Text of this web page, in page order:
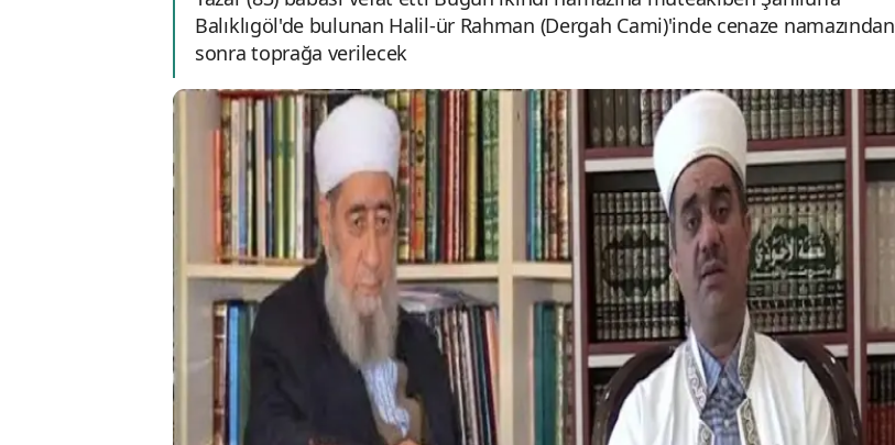
Balıklıgöl'de bulunan Halil-ür Rahman (Dergah Cami)'inde cenaze namazından
sonra toprağa verilecek